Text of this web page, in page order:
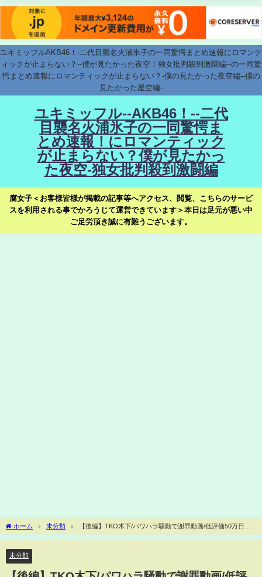
ユキミッフルAKB46！-二代目襲名火浦氷子の一同驚愕まとめ速報にロマンテ
ィックが止まらない？--僕が見たかった夜空！独女批判殺到激闘編--の一同驚
愕まとめ速報にロマンティックが止まらない？-僕の見たかった夜空編--僕の
見たかった星空編-
ユキミッフル--AKB46！--二代
目襲名火浦氷子の一同驚愕ま
とめ速報！にロマンティック
が止まらない？僕が見たかっ
た夜空-独女批判殺到激闘編
腐女子＜お客様皆様が掲載の記事等へアクセス、閲覧、こちらのサービ
スを利用される事でかろうじて運営できています＞本日は足元が悪い中
ご足労頂き誠に有難うございます。
ホーム 未分類
【後編】TKO木下/パワハラ騒動で謝罪動画/低評価50万日本
一記録/相方木本が投資トラブル/どん底の二人で再起かけ…
未分類